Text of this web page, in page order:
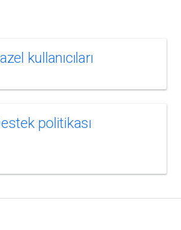
kullanıcıları
politikası